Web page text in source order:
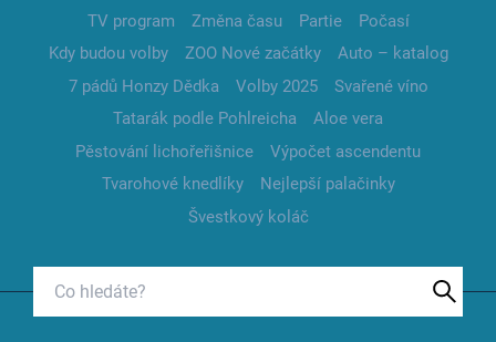
TV program
Změna času Partie
Počasí
Kdy budou volby
ZOO Nové začátky
Auto – katalog
7 pádů Honzy Dědka
Volby 2025
Svařené víno
Tatarák podle Pohlreicha
Aloe vera
Pěstování lichořeřišnice
Výpočet ascendentu
Tvarohové knedlíky
Nejlepší palačinky
Švestkový koláč